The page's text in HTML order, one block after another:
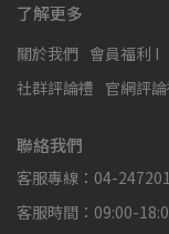
了解更多
關於我們 會員福利 I
社群評論禮 官網評
聯絡我們
客服專線：04-
客服時間：09:00-